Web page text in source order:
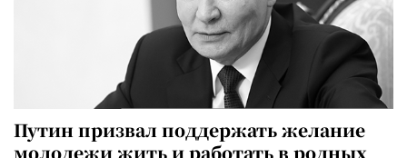
Путин призвал поддержать желание
молодежи жить и работать в родных